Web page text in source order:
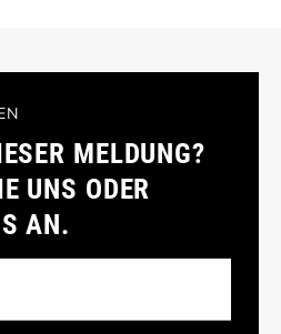
MELDUNG?
UNS ODER
AN.